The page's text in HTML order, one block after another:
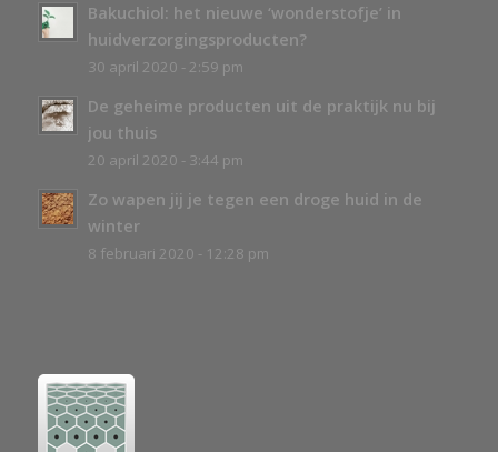
Bakuchiol: het nieuwe ‘wonderstofje’ in
huidverzorgingsproducten?
30 april 2020 - 2:59 pm
De geheime producten uit de praktijk nu bij
jou thuis
20 april 2020 - 3:44 pm
Zo wapen jij je tegen een droge huid in de
winter
8 februari 2020 - 12:28 pm